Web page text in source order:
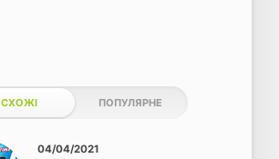
СХОЖІ ПОПУЛЯРНЕ
04/04/2021